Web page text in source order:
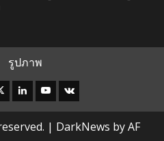
รูปภาพ
LinkedinYoutube
VK
| DarkNews by AF